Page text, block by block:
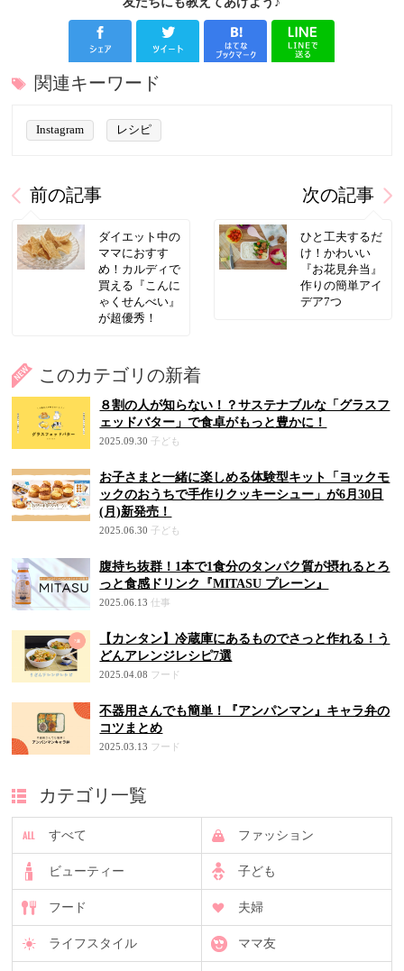
関連キーワード
Instagram レシピ
前の記事
ダイエット中の
ママにおすす
め！カルディで
買える『こんに
ゃくせんべい』
が超優秀！
次の記事
ひと工夫するだ
け！かわいい
『お花見弁当』
作りの簡単アイ
デア7つ
このカテゴリの新着
８割の人が知らない！？サステナブルな「グラスフ
ェッドバター」で食卓がもっと豊かに！
2025.09.30 子ども
お子さまと一緒に楽しめる体験型キット「ヨックモ
ックのおうちで手作りクッキーシュー」が6月30日
(月)新発売！
2025.06.30 子ども
腹持ち抜群！1本で1食分のタンパク質が摂れるとろ
っと食感ドリンク『MITASU プレーン』
2025.06.13 仕事
【カンタン】冷蔵庫にあるものでさっと作れる！う
どんアレンジレシピ7選
2025.04.08 フード
不器用さんでも簡単！『アンパンマン』キャラ弁の
コツまとめ
2025.03.13 フード
カテゴリ一覧
すべて ファッション
ビューティー 子ども
フード 夫婦
ライフスタイル ママ友